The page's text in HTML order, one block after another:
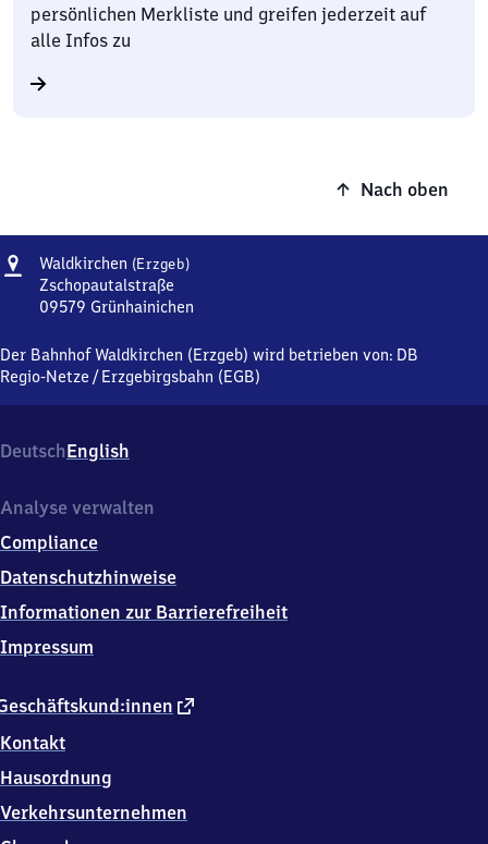
persönlichen Merkliste und greifen jederzeit auf
alle Infos zu
Nach oben
Adresse
Waldkirchen (Erzgeb)Waldkirchen
Zschopautalstraße
09579 Grünhainichen
(Erzgebirge),
Zschopautalstraße,
7
Grünhainichen
Der Bahnhof Waldkirchen (Erzgeb) wird betrieben von: DB
Regio-Netze /Erzgebirgsbahn (EGB)
DeutschEnglish
externer
Kontakt
Hausordnung
Verkehrsunternehmen
Analyse verwalten
Compliance
Datenschutzhinweise
Informationen zur Barrierefreiheit
Impressum